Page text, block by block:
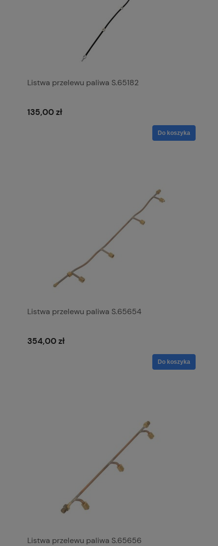
Listwa przelewu paliwa S.65182
135,00 zł
Do koszyka
Listwa przelewu paliwa S.65654
354,00 zł
Do koszyka
Listwa przelewu paliwa S.65656